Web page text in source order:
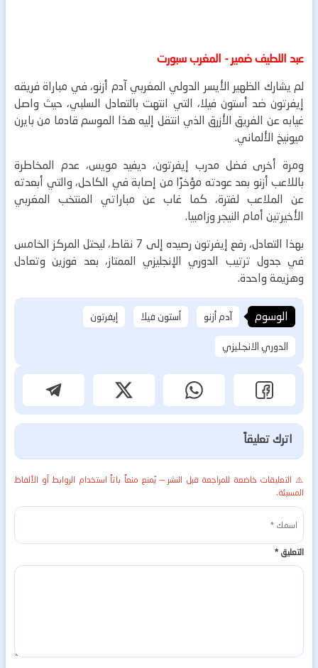
عبد اللطيف ضمير - المغرب سبورت
لم يشارك الظهير الأيسر الدولي المغربي آدم أزنو، في مباراة فريقه
إيفرتون ضد أستون فيلا، التي انتهت بالتعادل السلبي، حيث واصل
غيابه عن الفريق الأزرق الذي انتقل إليه هذا الموسم قادما من بايرن
ميونيخ الألماني.
ومرة أخرى ​فضل مدرب إيفرتون، ديفيد مويس، عدم المخاطرة
باللاعب أزنو بعد عودته مؤخرًا من إصابة في الكاحل، والتي أبعدته
عن الملاعب لفترة، كما غاب عن مباراتي المنتخب المغربي
الأخيرتين أمام النيجر وزامبيا.
​بهذا التعادل، رفع إيفرتون رصيده إلى 7 نقاط، ليحتل المركز الخامس
في جدول ترتيب الدوري الإنجليزي الممتاز، بعد فوزين وتعادل
وهزيمة واحدة.
الوسوم آدم أزنو أستون فيلا
إيفرتون
الدوري الانجليزي
اترك تعليقاً
⚠️ التعليقات خاضعة للمراجعة قبل النشر — يُمنع منعاً باتاً استخدام الروابط أو الألفاظ
المسيئة.
التعليق*